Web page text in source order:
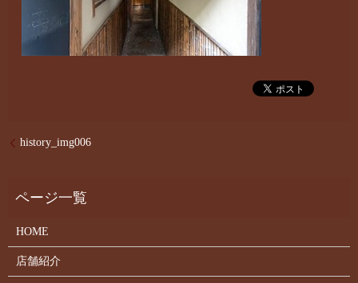
history_img006
HOME
店舗紹介